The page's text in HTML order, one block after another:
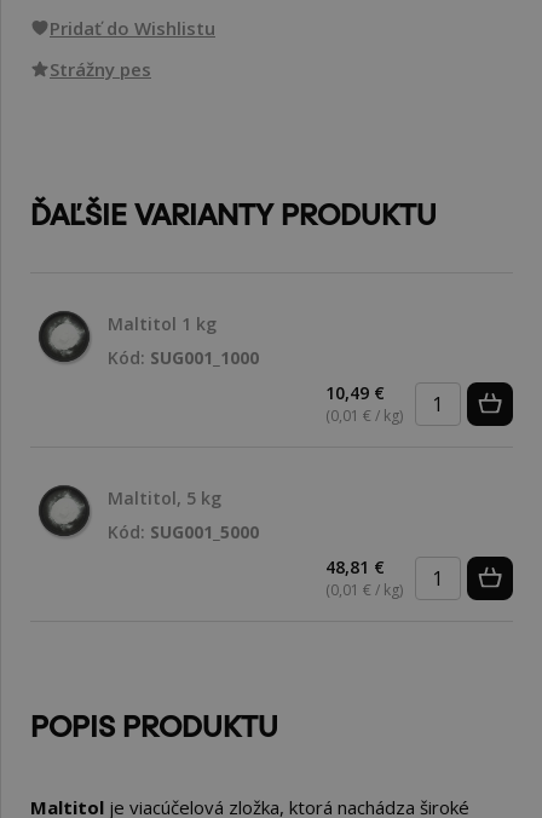
Pridať do Wishlistu
Strážny pes
ĎAĽŠIE VARIANTY PRODUKTU
Maltitol 1 kg
Kód: SUG001_1000
10,49 €
(0,01 € / kg)
Maltitol, 5 kg
Kód: SUG001_5000
48,81 €
(0,01 € / kg)
POPIS PRODUKTU
Maltitol je viacúčelová zložka, ktorá nachádza široké